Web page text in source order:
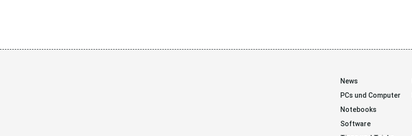
News
PCs und Computer
Notebooks
Software